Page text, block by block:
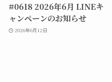
#0618 2026年6月 LINEキ
ャンペーンのお知らせ
2026年6月12日